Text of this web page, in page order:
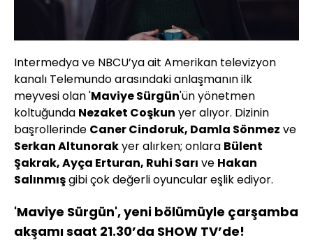
Intermedya ve NBCU’ya ait Amerikan televizyon
kanalı Telemundo arasındaki anlaşmanın ilk
meyvesi olan 'Maviye Sürgün'ün yönetmen
koltuğunda Nezaket Coşkun yer alıyor. Dizinin
başrollerinde Caner Cindoruk, Damla Sönmez ve
Serkan Altunorakyer alırken; onlara Bülent
Şakrak, Ayça Erturan, Ruhi Sarı ve Hakan
Salınmışgibi çok değerli oyuncular eşlik ediyor.
'Maviye Sürgün', yeni bölümüyle çarşamba
akşamı saat 21.30’da SHOW TV’de!